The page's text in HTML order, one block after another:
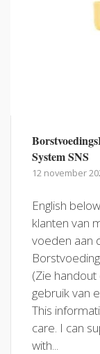
System SNS
12 november
English
klanten van
voeden aan
(Zie
gebruik
This
care. I can
with...